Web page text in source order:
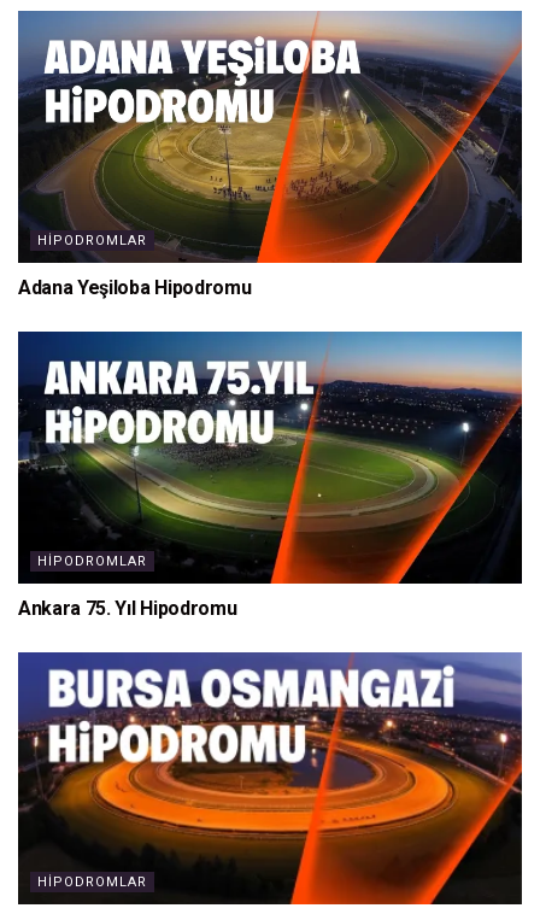
HIPODROMLAR
Adana Yeşiloba Hipodromu
HIPODROMLAR
Ankara 75. Yıl Hipodromu
HIPODROMLAR